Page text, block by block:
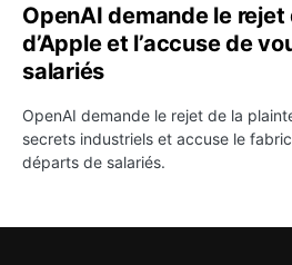
OpenAI demande le
d’Apple et l’accuse de
salariés
OpenAI demande le rejet de la
secrets industriels et accuse le
départs de salariés.